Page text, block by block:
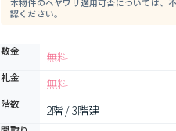
認ください。
敷金 無料
礼金 無料
階数 2階 / 3階建